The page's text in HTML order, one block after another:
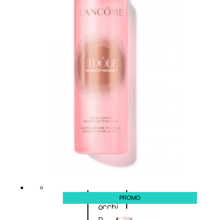
Bb E Cc Cream
Matita Occhi
Eyeliner
Rossetto
Matita Labbra
Gloss
Smalto
Smalto Effetti Speciali
Solventi Unghie
Palette
occhi
PROMO